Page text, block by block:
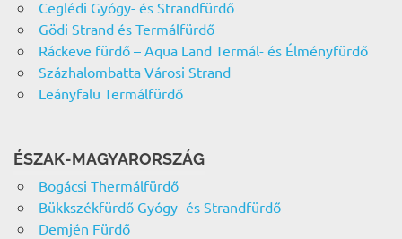
Ceglédi Gyógy- és Strandfürdő
Gödi Strand és Termálfürdő
Ráckeve fürdő – Aqua Land Termál- és Élményfürdő
Százhalombatta Városi Strand
Leányfalu Termálfürdő
ÉSZAK-MAGYARORSZÁG
Bogácsi Thermálfürdő
Bükkszékfürdő Gyógy- és Strandfürdő
Demjén Fürdő